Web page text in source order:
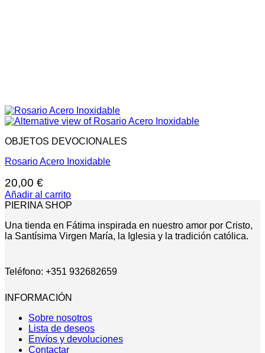
OBJETOS DEVOCIONALES
Rosario Acero Inoxidable
20,00 €
Añadir al carrito
PIERINA SHOP
Una tienda en Fátima inspirada en nuestro amor por Cristo,
la Santísima Virgen María, la Iglesia y la tradición católica.
Teléfono: +351 932682659
INFORMACIÓN
Sobre nosotros
Lista de deseos
Envíos y devoluciones
Contactar